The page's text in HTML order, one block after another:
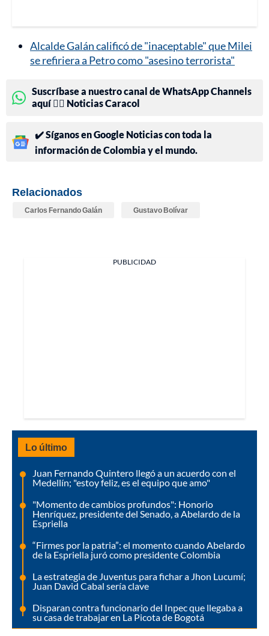
Alcalde Galán calificó de "inaceptable" que Milei
se refiriera a Petro como "asesino terrorista"
Suscríbase a nuestro canal de WhatsApp Channels
aquí 👉🏻 Noticias Caracol
✔️ Síganos en Google Noticias con toda la
información de Colombia y el mundo.
Relacionados
Carlos Fernando Galán Gustavo Bolívar
PUBLICIDAD
Lo último
Juan Fernando Quintero llegó a un acuerdo con el
Medellín; "estoy feliz, es el equipo que amo"
"Momento de cambios profundos": Honorio
Henríquez, presidente del Senado, a Abelardo de la
Espriella
“Firmes por la patria”: el momento cuando Abelardo
de la Espriella juró como presidente Colombia
La estrategia de Juventus para fichar a Jhon Lucumí;
Juan David Cabal sería clave
Disparan contra funcionario del Inpec que llegaba a
su casa de trabajar en La Picota de Bogotá